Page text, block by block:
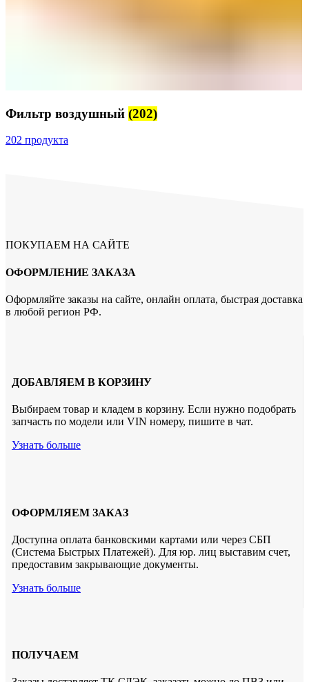
Фильтр воздушный (202)
202 продукта
ПОКУПАЕМ НА САЙТЕ
ОФОРМЛЕНИЕ ЗАКАЗА
Оформляйте заказы на сайте, онлайн оплата, быстрая доставка
в любой регион РФ.
ДОБАВЛЯЕМ В КОРЗИНУ
Выбираем товар и кладем в корзину. Если нужно подобрать
запчасть по модели или VIN номеру, пишите в чат.
Узнать больше
ОФОРМЛЯЕМ ЗАКАЗ
Доступна оплата банковскими картами или через СБП
(Система Быстрых Платежей). Для юр. лиц выставим счет,
предоставим закрывающие документы.
Узнать больше
ПОЛУЧАЕМ